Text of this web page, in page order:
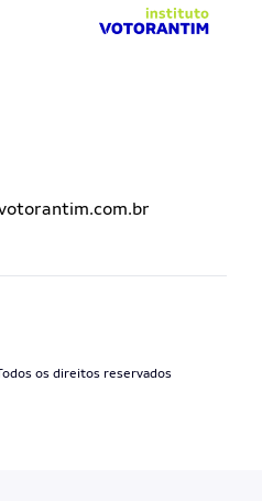
os direitos reservados